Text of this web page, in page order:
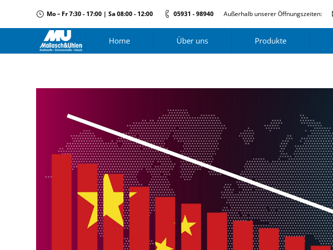
Mo – Fr 7:30 - 17:00 | Sa 08:00 - 12:00 05931 - 98940 Außerhalb unserer Öffnungszeiten:
Home Über uns Produkte